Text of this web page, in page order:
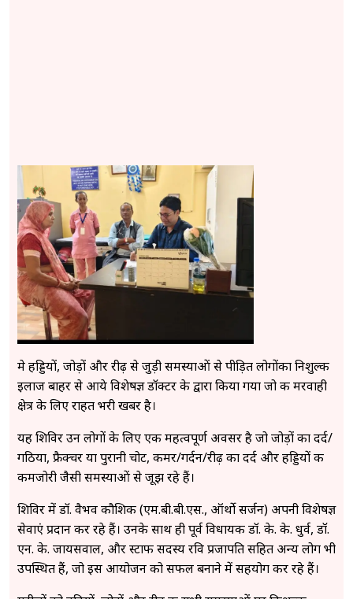
​मे हड्डियों, जोड़ों और रीढ़ से जुड़ी समस्याओं से पीड़ित लोगोंका निशुल्क
इलाज बाहर से आये विशेषज्ञ डॉक्टर के द्वारा किया गया जो की मरवाही
क्षेत्र के लिए राहत भरी खबर है।
​यह शिविर उन लोगों के लिए एक महत्वपूर्ण अवसर है जो जोड़ों का दर्द/
गठिया, फ्रैक्चर या पुरानी चोट, कमर/गर्दन/रीढ़ का दर्द और हड्डियों की
कमजोरी जैसी समस्याओं से जूझ रहे हैं।
​शिविर में डॉ. वैभव कौशिक (एम.बी.बी.एस., ऑर्थो सर्जन) अपनी विशेषज्ञ
सेवाएं प्रदान कर रहे हैं। उनके साथ ही पूर्व विधायक डॉ. के. के. धुर्व, डॉ.
एन. के. जायसवाल, और स्टाफ सदस्य रवि प्रजापति सहित अन्य लोग भी
उपस्थित हैं, जो इस आयोजन को सफल बनाने में सहयोग कर रहे हैं।